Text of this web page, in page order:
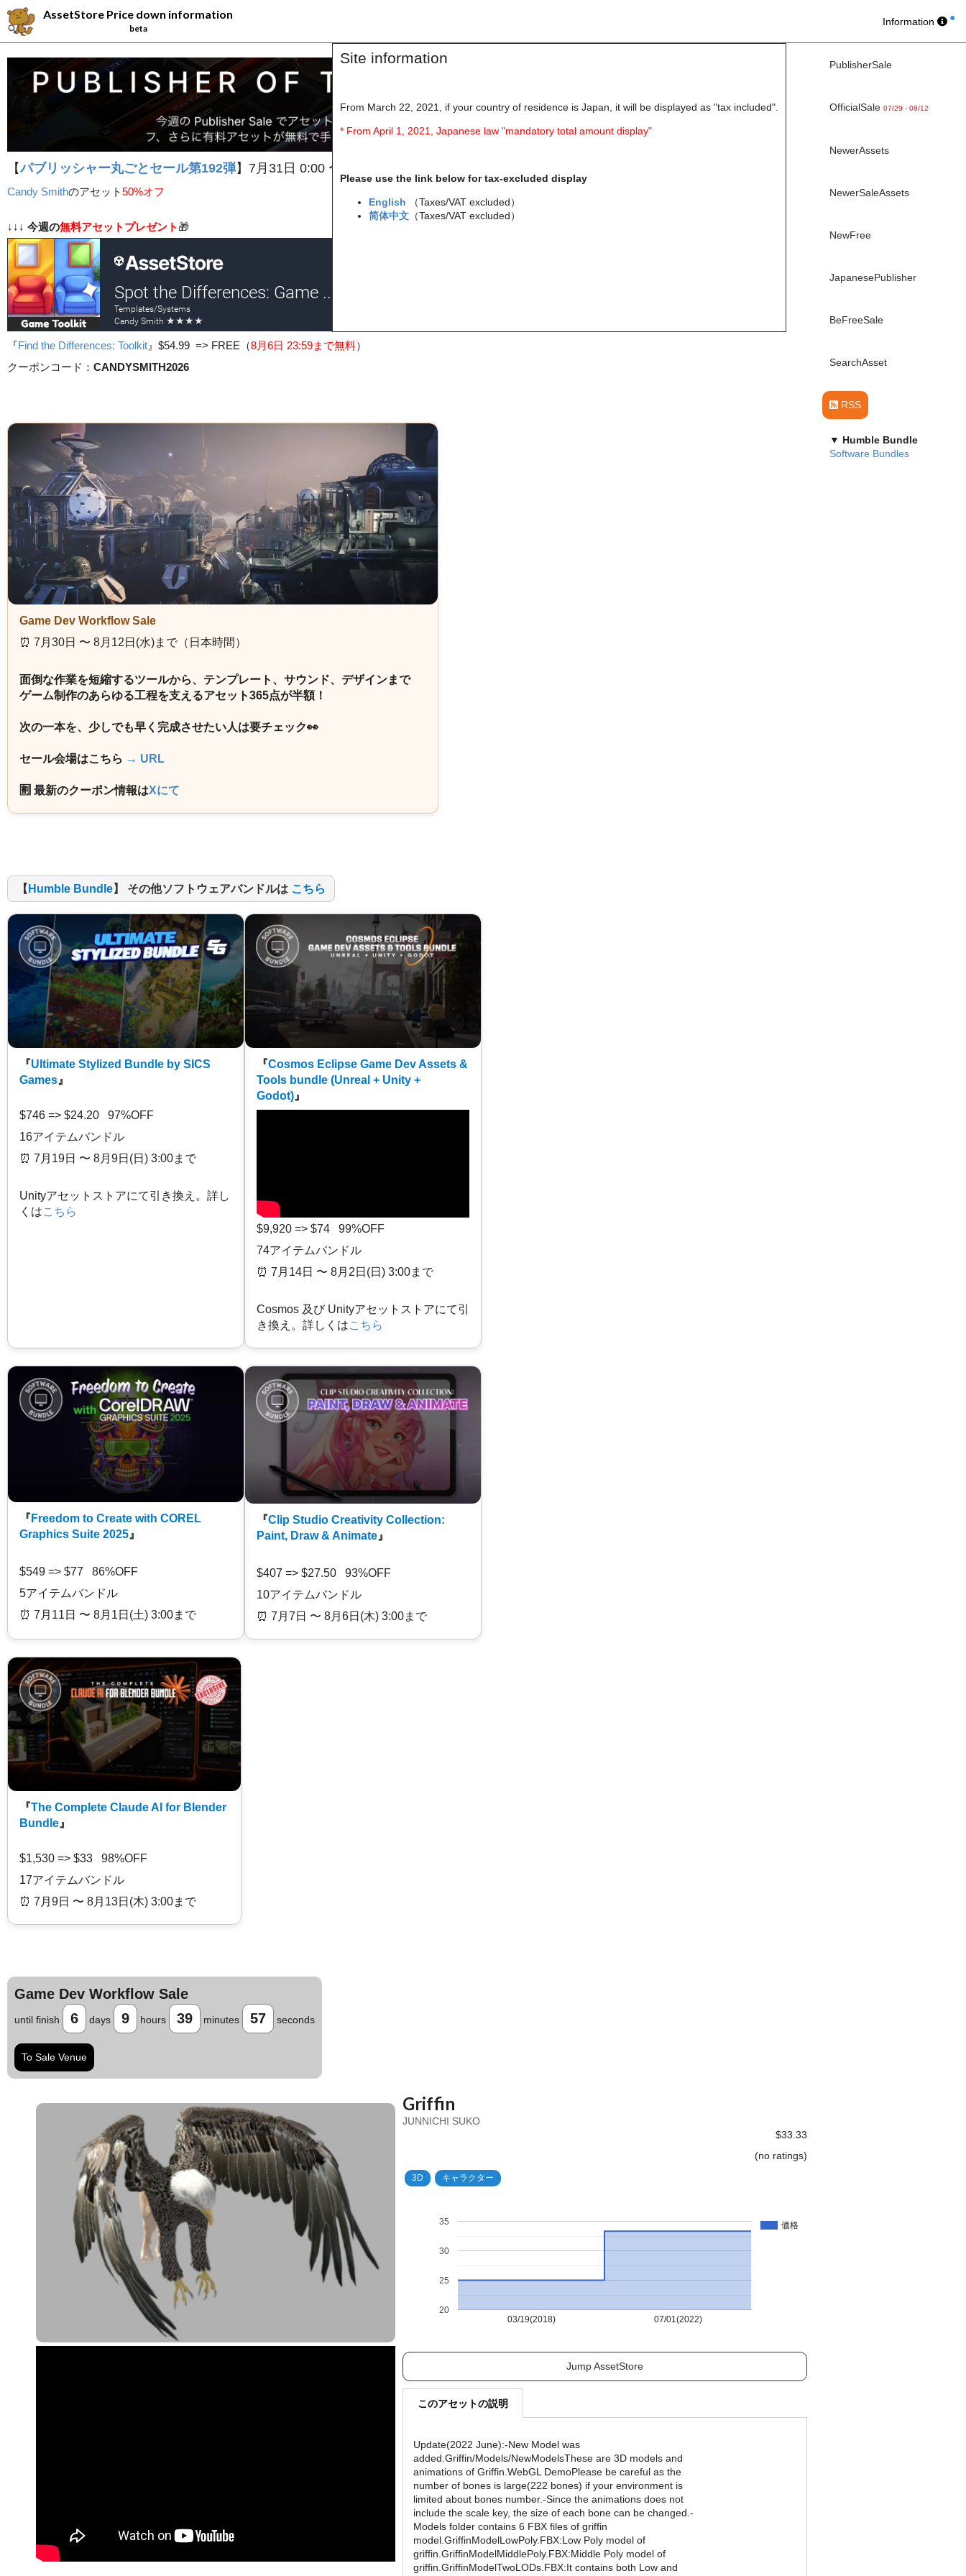
Site information
From March 22, 2021, if your country of residence is Japan, it will be displayed as "tax included".
* From April 1, 2021, Japanese law "mandatory total amount display"
Please use the link below for tax-excluded display
English
（Taxes/VAT excluded）
简体中文 （Taxes/VAT excluded）
AssetStore Price down information
beta
Information
【パブリッシャー丸ごとセール第192弾】7月31日 0:00 〜 8月6日(木) 24:59まで
Candy Smithのアセット50%オフ
↓↓↓ 今週の無料アセットプレゼント 🎁
『Find the Differences: Toolkit 』 $54.99 => FREE （8月6日 23:59まで無料）
クーポンコード： CANDYSMITH2026
Game Dev Workflow Sale
⏰️ 7月30日 〜 8月12日(水)まで（日本時間）
面倒な作業を短縮するツールから、テンプレート、サウンド、デザインまで
ゲーム制作のあらゆる工程を支えるアセット365点が半額！
次の一本を、少しでも早く完成させたい人は要チェック👀
セール会場はこちら → URL
🈹 最新のクーポン情報はXにて
【 Humble Bundle】 その他ソフトウェアバンドルは こちら
『Ultimate Stylized Bundle by SICS
Games』
$746 => $24.20 97%OFF
16アイテムバンドル
⏰️ 7月19日 〜 8月9日(日) 3:00まで
Unityアセットストアにて引き換え。詳し
くはこちら
『Cosmos Eclipse Game Dev Assets &
Tools bundle (Unreal + Unity +
Godot)』
$9,920 => $74 99%OFF
74アイテムバンドル
⏰️ 7月14日 〜 8月2日(日) 3:00まで
Cosmos 及び Unityアセットストアにて引
き換え。詳しくはこちら
『 Freedom to Create with COREL
Graphics Suite 2025 』
$549 => $77 86%OFF
5アイテムバンドル
⏰️ 7月11日 〜 8月1日(土) 3:00まで
『Clip Studio Creativity Collection:
Paint, Draw & Animate 』
$407 => $27.50 93%OFF
10アイテムバンドル
⏰️ 7月7日 〜 8月6日(木) 3:00まで
『The Complete Claude AI for Blender
Bundle 』
$1,530 => $33 98%OFF
17アイテムバンドル
⏰️ 7月9日 〜 8月13日(木) 3:00まで
Game Dev Workflow Sale
until finish 6 days 9 hours 39 minutes 56 seconds
To Sale Venue
Griffin
JUNNICHI SUKO
$33.33
(no ratings)
3D キャラクター
価格
03/19(2018) 07/01(2022)
20
25
30
35
Jump AssetStore
このアセットの説明
Update(2022 June):-New Model was
added.Griffin/Models/NewModelsThese are 3D models and
animations of Griffin.WebGL DemoPlease be careful as the
number of bones is large(222 bones) if your environment is
limited about bones number.-Since the animations does not
include the scale key, the size of each bone can be changed.-
Models folder contains 6 FBX files of griffin
model.GriffinModelLowPoly.FBX:Low Poly model of
griffin.GriffinModelMiddlePoly.FBX:Middle Poly model of
griffin.GriffinModelTwoLODs.FBX:It contains both Low and
PublisherSale
OfficialSale 07/29 - 08/12
NewerAssets
NewerSaleAssets
NewFree
JapanesePublisher
BeFreeSale
SearchAsset
RSS
▼ Humble Bundle
Software Bundles